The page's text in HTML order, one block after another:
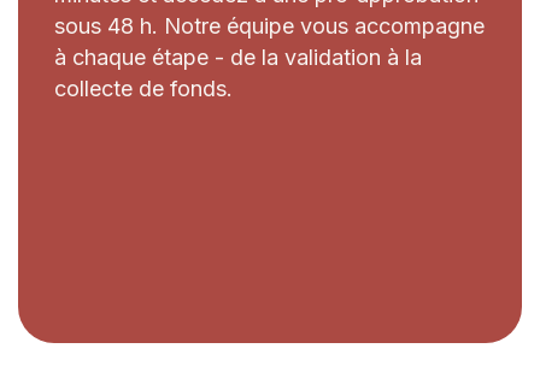
sous 48 h. Notre équipe vous accompagne
à chaque étape - de la validation à la
collecte de fonds.